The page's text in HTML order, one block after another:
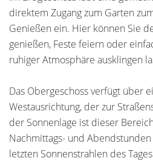
direktem Zugang zum Garten
Genießen ein. Hier können Sie
genießen, Feste feiern oder
ruhiger Atmosphäre ausklingen
Das Obergeschoss verfügt über
Westausrichtung, der zur
der Sonnenlage ist dieser
Nachmittags- und
letzten Sonnenstrahlen des